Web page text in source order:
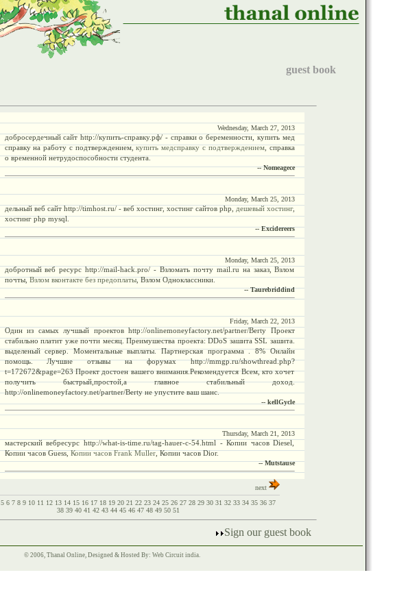
guest book
Wednesday, March 27, 2013
добросердечный сайт http://купить-справку.рф/ - справки о беременности, купить мед
справку на работу с подтверждением,купить медсправку с подтверждением, справка
о временной нетрудоспособности студента.
-- Nomeagece
Monday, March 25, 2013
дельный веб сайт http://timhost.ru/ - веб хостинг, хостинг сайтов php,дешевый хостинг,
хостинг php mysql.
-- Excidereers
Monday, March 25, 2013
добротный веб ресурс http://mail-hack.pro/ - Взломать почту mail.ru на заказ, Взлом
почты,Взлом вконтакте без предоплаты, Взлом Одноклассники.
-- Taurebriddind
Friday, March 22, 2013
Один из самых лучшый проектов http://onlinemoneyfactory.net/partner/Berty Проект
стабильно платит уже почти месяц. Преимушества проекта: DDoS зашита SSL зашита.
выделеный сервер. Моментальные выплаты. Партнерская программа . 8% Онлайн
помощь. Лучшие отзывы на форумах http://mmgp.ru/showthread.php?
t=172672&page=263 Проект достоен вашего внимания.Рекомендуется Всем, кто хочет
получить быстрый,простой,а главное стабильный доход.
http://onlinemoneyfactory.net/partner/Berty не упустите ваш шанс.
-- kellGycle
Thursday, March 21, 2013
мастерский вебресурс http://what-is-time.ru/tag-hauer-c-54.html - Копии часов Diesel,
Копии часов Guess,Копии часов Frank Muller, Копии часов Dior.
-- Mutstause
next
5 6 7 8 9 10 11 12 13 14 15 16 17 18 19 20 21 22 23 24 25 26 27 28 29 30 31 32 33 34 35 36 37
38 39 40 41 42 43 44 45 46 47 48 49 50 51
Sign our guest book
© 2006, Thanal Online, Designed & Hosted By: Web Circuit india.